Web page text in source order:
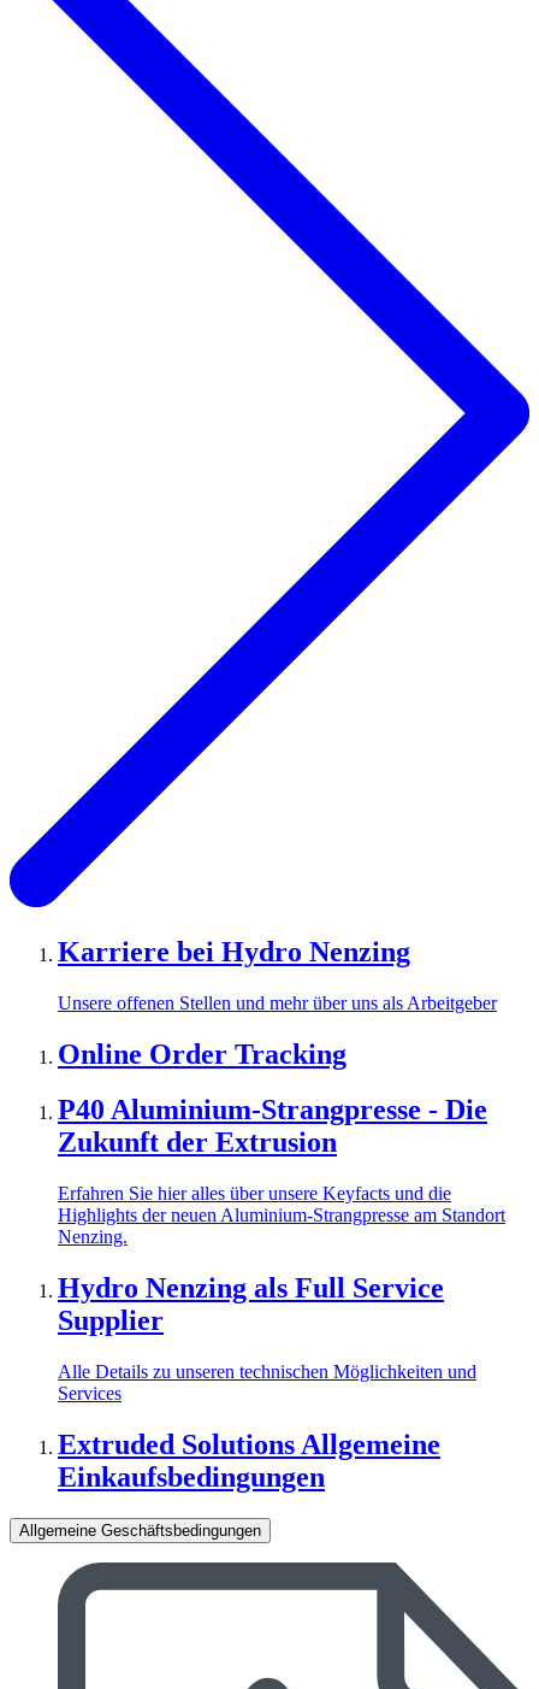
Karriere bei Hydro Nenzing
Unsere offenen Stellen und mehr über uns als Arbeitgeber
Online Order Tracking
P40 Aluminium-Strangpresse - Die
Zukunft der Extrusion
Erfahren Sie hier alles über unsere Keyfacts und die
Highlights der neuen Aluminium-Strangpresse am Standort
Nenzing.
Hydro Nenzing als Full Service
Supplier
Alle Details zu unseren technischen Möglichkeiten und
Services
Extruded Solutions Allgemeine
Einkaufsbedingungen
Allgemeine Geschäftsbedingungen